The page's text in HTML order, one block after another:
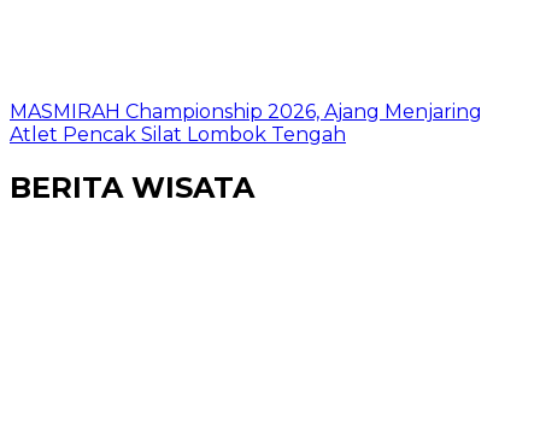
MASMIRAH Championship 2026, Ajang Menjaring
Atlet Pencak Silat Lombok Tengah
BERITA WISATA